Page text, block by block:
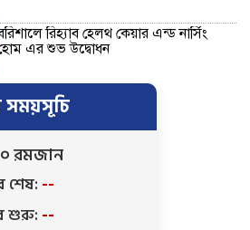
রিহ্যাব হেলথ কেয়ার এন্ড নার্সিং
এর শুভ উদ্বোধন
জমির দ্বন্দ্বে হামলা-মামলার
লিপ্ত ভাতিজার বিরুদ্ধে চাচার সংবাদ
শুভ উদ্বোধন, গ্রাহকদের ব্যাংকিং
রমজান
শেষ: --
শুরু: --